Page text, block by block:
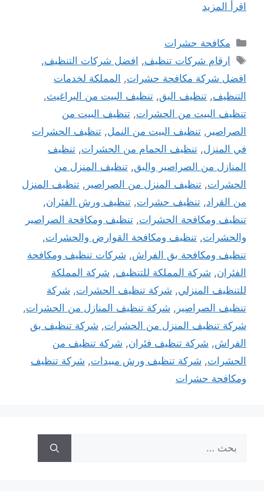
اقرأ المزيد
التصنيفات
مكافحة حشرات
الوسوم
ارقام شركات تنظيف, افضل شركات التنظيف,
افضل شركة مكافحة حشرات, المملكة لخدمات
التنظيف, تنظيف البق, تنظيف البيت من البراغيث,
تنظيف البيت من الحشرات, تنظيف البيت من
الصراصير , تنظيف البيت من النمل, تنظيف الحشرات
في المنزل, تنظيف الحمام من الحشرات, تنظيف
المنازل من الصراصير والبق, تنظيف المنزل من
الحشرات, تنظيف المنزل من الصراصير , تنظيف المنزل
من القراد, تنظيف حشرات, تنظيف ورش الفئران,
تنظيف ومكافحة الحشرات, تنظيف ومكافحة الصراصير
والحشرات, تنظيف ومكافحة القوارض والحشرات,
تنظيف ومكافحة بق الفراش, شركات تنظيف ومكافحة
الفئران, شركة المملكة للتنظيف, شركة المملكة
للتنظيف المنزلي, شركة تنظيف الحشرات, شركة
تنظيف الصراصير , شركة تنظيف المنازل من الحشرات,
شركة تنظيف المنزل من الحشرات, شركة تنظيف بق
الفراش, شركة تنظيف فئران, شركة تنظيف من
الحشرات, شركة تنظيف ورش مبيدات, شركة تنظيف
ومكافحة حشرات
عن: